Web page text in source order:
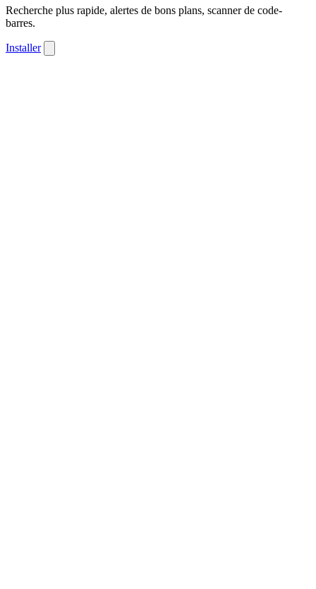
Recherche plus rapide, alertes de bons plans, scanner de code-
barres.
Installer